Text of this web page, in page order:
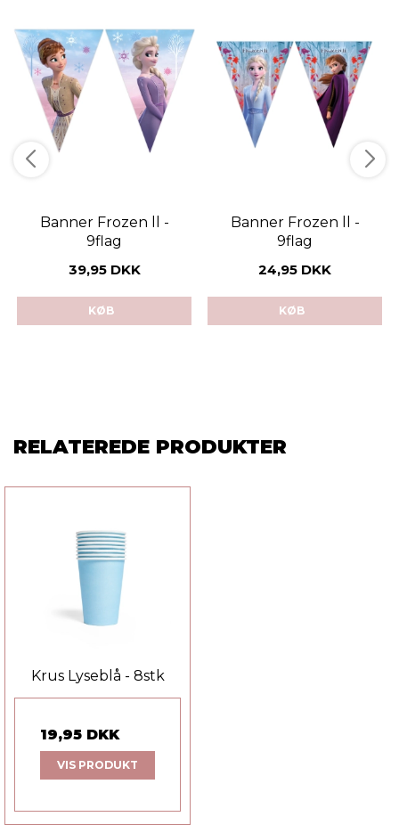
Banner Frozen ll -
9flag
39,95 DKK
KØB
Banner Frozen ll -
9flag
24,95 DKK
KØB
RELATEREDE PRODUKTER
Krus Lyseblå - 8stk
19,95 DKK
VIS PRODUKT